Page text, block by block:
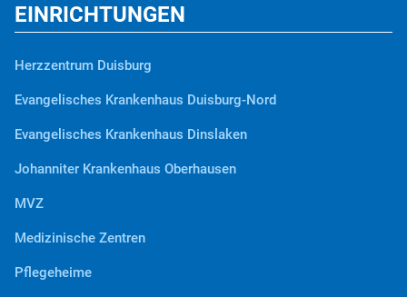
EINRICHTUNGEN
Herzzentrum Duisburg
Evangelisches Krankenhaus Duisburg-Nord
Evangelisches Krankenhaus Dinslaken
Johanniter Krankenhaus Oberhausen
MVZ
Medizinische Zentren
Pflegeheime